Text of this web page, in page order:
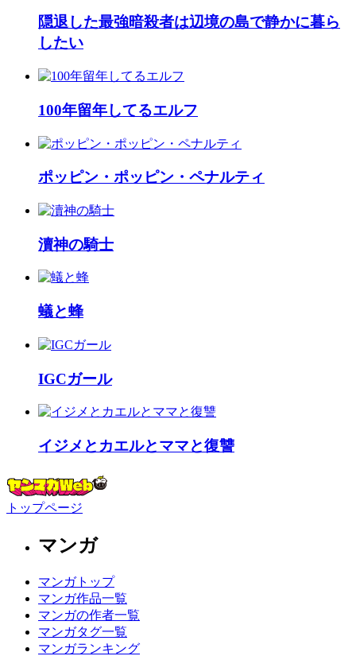
隠退した最強暗殺者は辺境の島で静かに暮ら
したい
100年留年してるエルフ
ポッピン・ポッピン・ペナルティ
瀆神の騎士
蟻と蜂
IGCガール
イジメとカエルとママと復讐
トップページ
マンガ
マンガトップ
マンガ作品一覧
マンガの作者一覧
マンガタグ一覧
マンガランキング